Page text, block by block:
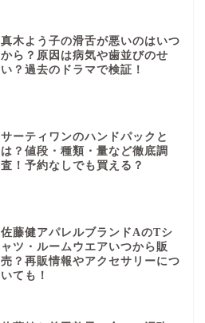
真木よう子の滑舌が悪いのはいつ
から？原因は病気や歯並びのせ
い？過去のドラマで検証！
サーティワンのハンドパックと
は？値段・種類・量など徹底調
査！予約なしでも買える？
佐藤健アパレルブランドAのTシ
ャツ・ルームウエアいつから販
売？再販情報やアクセサリーにつ
いても！